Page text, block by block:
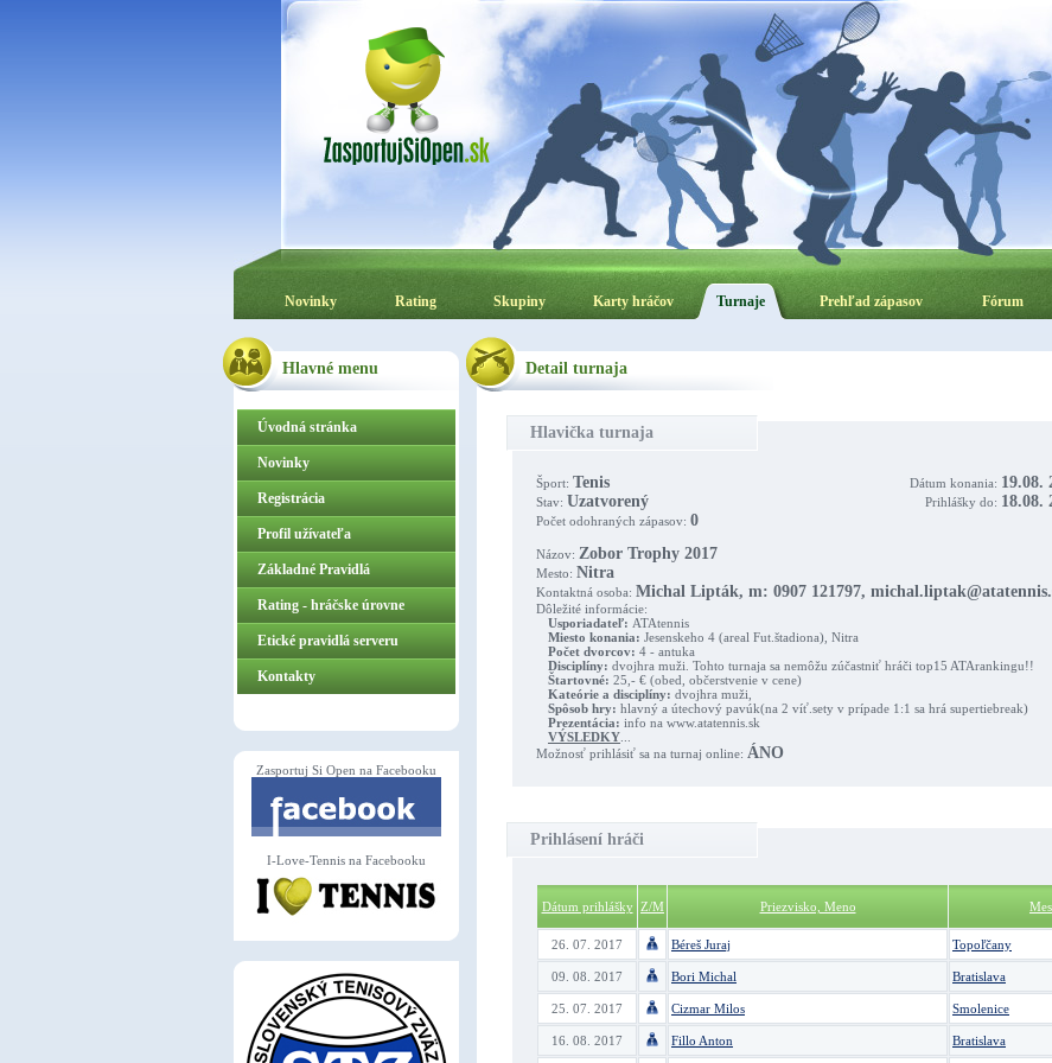
Novinky Rating Skupiny Karty hráčov Turnaje Prehľad zápasov Fórum
Hlavné menu
Úvodná stránka
Novinky
Registrácia
Profil užívateľa
Základné Pravidlá
ZasportujSiOpen.sk
Rating - hráčske úrovne
Etické pravidlá serveru
Kontakty
Zasportuj Si Open na Facebooku
I-Love-Tennis na Facebooku
Detail turnaja
Hlavička turnaja
Dátum konania: 19.08.
Prihlášky do: 18.08.
Šport: Tenis
Stav: Uzatvorený
Počet odohraných zápasov: 0
Názov: Zobor Trophy 2017
Mesto: Nitra
Kontaktná osoba: Michal Lipták, m: 0907 121797,
Dôležité informácie:
Usporiadateľ: ATAtennis
Miesto konania: Jesenskeho 4 (areal Fut.štadiona), Nitra
Počet dvorcov: 4 - antuka
Disciplíny: dvojhra muži. Tohto turnaja sa nemôžu zúčastniť hráči top15 ATArankingu!!
Štartovné: 25,- € (obed, občerstvenie v cene)
Kateórie a disciplíny: dvojhra muži,
Spôsob hry: hlavný a útechový pavúk(na 2 víť.sety v prípade 1:1 sa hrá supertiebreak)
Prezentácia: info na www.atatennis.sk
VÝSLEDKY
Možnosť prihlásiť sa na turnaj online: ÁNO
Prihlásení hráči
Dátum prihlášky Z/M Priezvisko, Meno
26. 07. 2017 Béreš Juraj Topoľčany
09. 08. 2017 Bori Michal Bratislava
25. 07. 2017 Cizmar Milos Smolenice
16. 08. 2017 Fillo Anton Bratislava